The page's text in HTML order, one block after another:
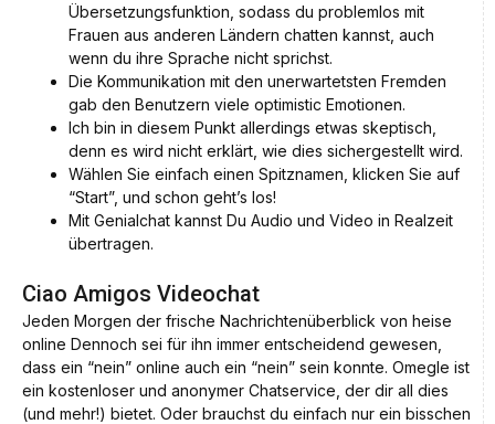
Übersetzungsfunktion, sodass du problemlos mit
Frauen aus anderen Ländern chatten kannst, auch
wenn du ihre Sprache nicht sprichst.
Die Kommunikation mit den unerwartetsten Fremden
gab den Benutzern viele optimistic Emotionen.
Ich bin in diesem Punkt allerdings etwas skeptisch,
denn es wird nicht erklärt, wie dies sichergestellt wird.
Wählen Sie einfach einen Spitznamen, klicken Sie auf
“Start”, und schon geht’s los!
Mit Genialchat kannst Du Audio und Video in Realzeit
übertragen.
Ciao Amigos Videochat
Jeden Morgen der frische Nachrichtenüberblick von heise
online Dennoch sei für ihn immer entscheidend gewesen,
dass ein “nein” online auch ein “nein” sein konnte. Omegle ist
ein kostenloser und anonymer Chatservice, der dir all dies
(und mehr!) bietet. Oder brauchst du einfach nur ein bisschen